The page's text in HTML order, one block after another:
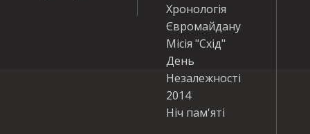
Хронологія
Євромайдану
Місія "Схід"
День
Незалежності
2014
Ніч пам'яті